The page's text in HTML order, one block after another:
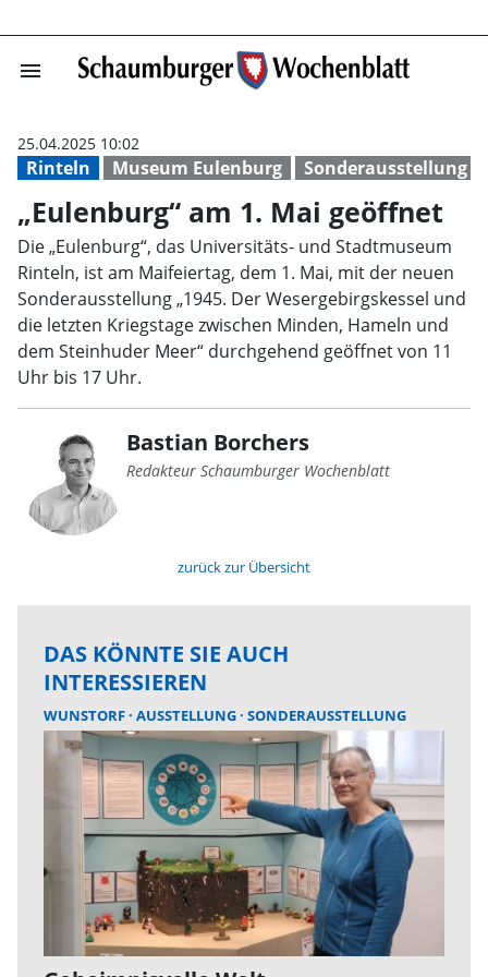
menu „Eulenburg“
Rinteln Museum Eulenburg Sonderausstellung
25.04.2025 10:02
„Eulenburg“ am 1. Mai geöffnet
Die „Eulenburg“, das Universitäts- und Stadtmuseum
Rinteln, ist am Maifeiertag, dem 1. Mai, mit der neuen
Sonderausstellung „1945. Der Wesergebirgskessel und
die letzten Kriegstage zwischen Minden, Hameln und
dem Steinhuder Meer“ durchgehend geöffnet von 11
Uhr bis 17 Uhr.
Bastian Borchers
Redakteur Schaumburger Wochenblatt
zurück zur Übersicht
DAS KÖNNTE SIE AUCH
INTERESSIEREN
WUNSTORF AUSSTELLUNG SONDERAUSSTELLUNG